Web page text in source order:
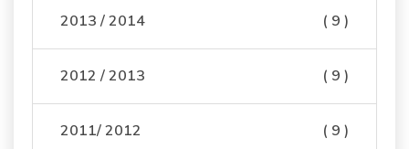
2013 / 2014 ( 9 )
2012 / 2013 ( 9 )
2011/ 2012 ( 9 )